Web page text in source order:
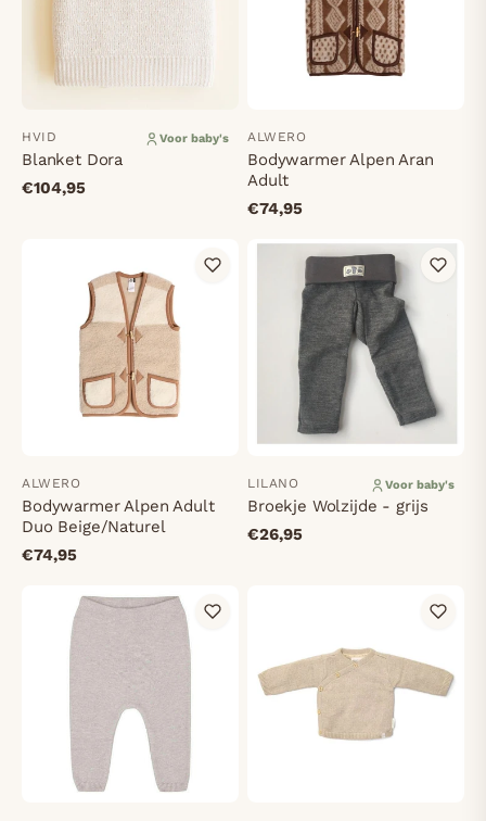
HVID Voor baby's
Blanket Dora
€104,95
ALWERO
Bodywarmer Alpen Aran
Adult
€74,95
ALWERO
Bodywarmer Alpen Adult
Duo Beige/Naturel
€74,95
LILANO Voor baby's
Broekje Wolzijde - grijs
€26,95